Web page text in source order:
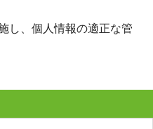
し、個人情報の適正な管